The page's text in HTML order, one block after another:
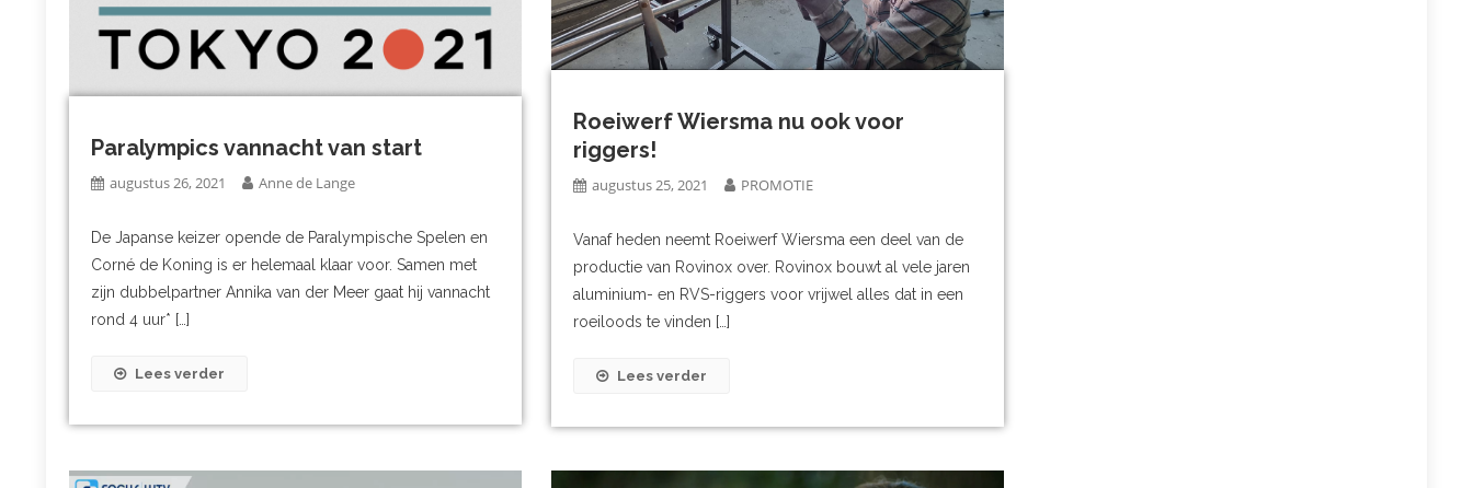
Paralympics vannacht van start
augustus 26, 2021 Anne de Lange
De Japanse keizer opende de Paralympische Spelen en
Corné de Koning is er helemaal klaar voor. Samen met
zijn dubbelpartner Annika van der Meer gaat hij vannacht
rond 4 uur* […]
Lees verder
Roeiwerf Wiersma nu ook voor
riggers!
augustus 25, 2021 PROMOTIE
Vanaf heden neemt Roeiwerf Wiersma een deel van de
productie van Rovinox over. Rovinox bouwt al vele jaren
aluminium- en RVS-riggers voor vrijwel alles dat in een
roeiloods te vinden […]
Lees verder